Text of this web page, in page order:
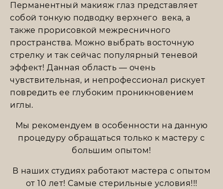
Перманентный макияж глаз представляет
собой тонкую подводку верхнего века, а
также прорисовкой межресничного
пространства. Можно выбрать восточную
стрелку и так сейчас популярный теневой
эффект! Данная область — очень
чувствительная, и непрофессионал рискует
повредить ее глубоким проникновением
иглы.
Мы рекомендуем в особенности на данную
процедуру обращаться только к мастеру с
большим опытом!
В наших студиях работают мастера с опытом
от 10 лет! Самые стерильные условия!!!